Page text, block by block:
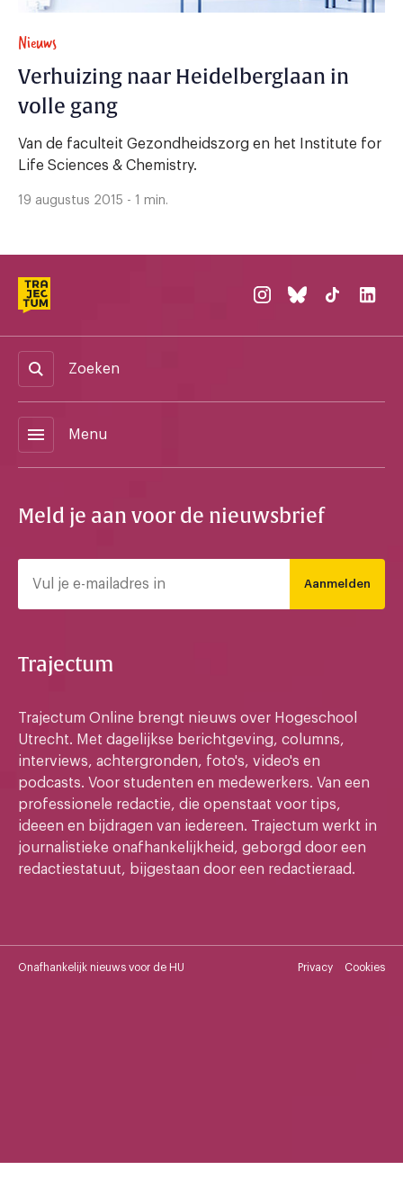
Nieuws
Verhuizing naar Heidelberglaan in
volle gang
Van de faculteit Gezondheidszorg en het Institute for
Life Sciences & Chemistry.
19 augustus 2015 - 1 min.
Zoeken
menu Menu
Meld je aan voor de nieuwsbrief
Aanmelden
Trajectum
Trajectum Online brengt nieuws over Hogeschool
Utrecht. Met dagelijkse berichtgeving, columns,
interviews, achtergronden, foto's, video's en
podcasts. Voor studenten en medewerkers. Van een
professionele redactie, die openstaat voor tips,
ideeen en bijdragen van iedereen. Trajectum werkt in
journalistieke onafhankelijkheid, geborgd door een
redactiestatuut, bijgestaan door een redactieraad.
Onafhankelijk nieuws voor de HU Privacy Cookies